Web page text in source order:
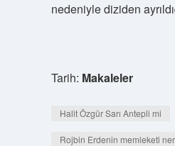
nedeniyle diziden
Tarih: Makaleler
Halit Özgür Sarı Antepli mi
Rojbin Erdenin memleketi